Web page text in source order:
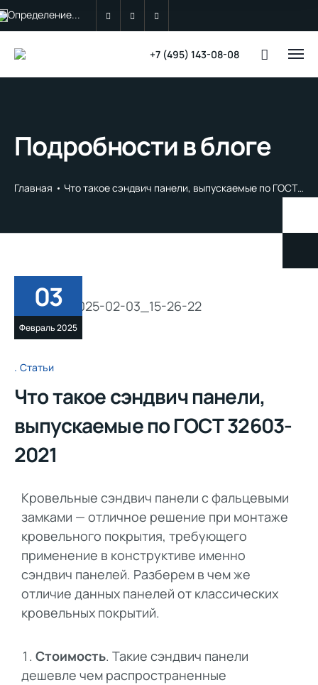
Определение...
+7 (495) 143-08-08
Подробности в блоге
Главная Что такое сэндвич панели, выпускаемые по ГОСТ 32603-2021
03
Февраль 2025
Статьи
Что такое сэндвич панели,
выпускаемые по ГОСТ 32603-
2021
Кровельные сэндвич панели с фальцевыми
замками — отличное решение при монтаже
кровельного покрытия, требующего
применение в конструктиве именно
сэндвич панелей. Разберем в чем же
отличие данных панелей от классических
кровельных покрытий.
Стоимость. Такие сэндвич панели
дешевле чем распространенные